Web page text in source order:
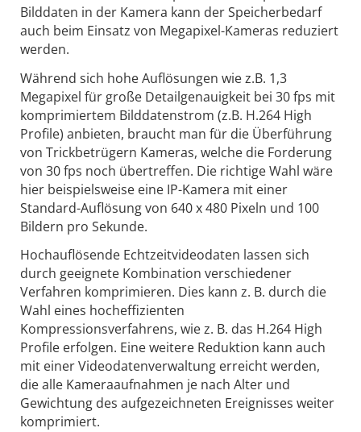
Bilddaten in der Kamera kann der Speicherbedarf
auch beim Einsatz von Megapixel-Kameras reduziert
werden.
Während sich hohe Auflösungen wie z.B. 1,3
Megapixel für große Detailgenauigkeit bei 30 fps mit
komprimiertem Bilddatenstrom (z.B. H.264 High
Profile) anbieten, braucht man für die Überführung
von Trickbetrügern Kameras, welche die Forderung
von 30 fps noch übertreffen. Die richtige Wahl wäre
hier beispielsweise eine IP-Kamera mit einer
Standard-Auflösung von 640 x 480 Pixeln und 100
Bildern pro Sekunde.
Hochauflösende Echtzeitvideodaten lassen sich
durch geeignete Kombination verschiedener
Verfahren komprimieren. Dies kann z. B. durch die
Wahl eines hocheffizienten
Kompressionsverfahrens, wie z. B. das H.264 High
Profile erfolgen. Eine weitere Reduktion kann auch
mit einer Videodatenverwaltung erreicht werden,
die alle Kameraaufnahmen je nach Alter und
Gewichtung des aufgezeichneten Ereignisses weiter
komprimiert.